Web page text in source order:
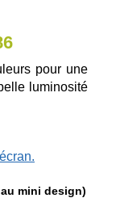
pour une
luminosité
mini design)